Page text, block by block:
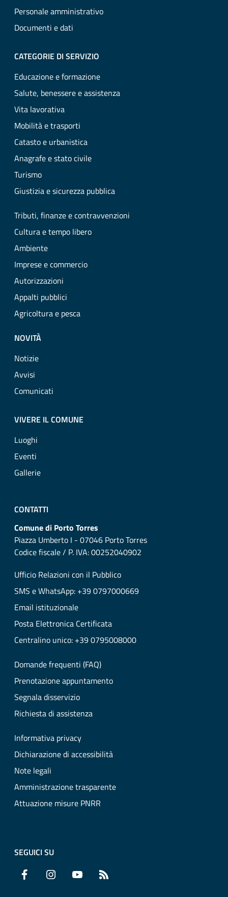
Personale amministrativo
Documenti e dati
CATEGORIE DI SERVIZIO
Educazione e formazione
Salute, benessere e assistenza
Vita lavorativa
Mobilità e trasporti
Catasto e urbanistica
Anagrafe e stato civile
Turismo
Giustizia e sicurezza pubblica
Tributi, finanze e contravvenzioni
Cultura e tempo libero
Ambiente
Imprese e commercio
Autorizzazioni
Appalti pubblici
Agricoltura e pesca
NOVITÀ
Notizie
Avvisi
Comunicati
VIVERE IL COMUNE
Luoghi
Eventi
Gallerie
CONTATTI
Comune di Porto Torres
Piazza Umberto I - 07046 Porto Torres
Codice fiscale / P. IVA: 00252040902
Ufficio Relazioni con il Pubblico
SMS e WhatsApp: +39 0797000669
Email istituzionale
Posta Elettronica Certificata
Centralino unico: +39 0795008000
Domande frequenti (FAQ)
Prenotazione appuntamento
Segnala disservizio
Richiesta di assistenza
Informativa privacy
Dichiarazione di accessibilità
Note legali
Amministrazione trasparente
Attuazione misure PNRR
SEGUICI SU
Facebook Instagram YouTube